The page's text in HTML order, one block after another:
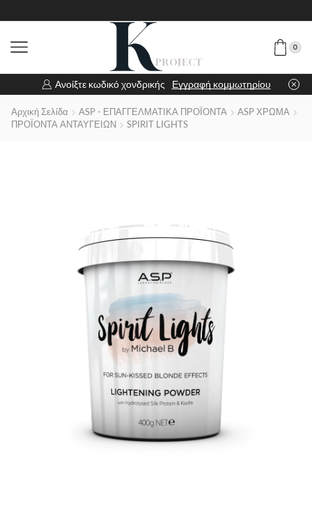
0
Ανοίξτε κωδικό χονδρικής Εγγραφή κομμωτηρίου
Αρχική Σελίδα ASP - ΕΠΑΓΓΕΛΜΑΤΙΚΑ ΠΡΟΪΟΝΤΑ
ASP ΧΡΩΜΑ
ΠΡΟΪΟΝΤΑ ΑΝΤΑΥΓΕΙΩΝ
SPIRIT LIGHTS